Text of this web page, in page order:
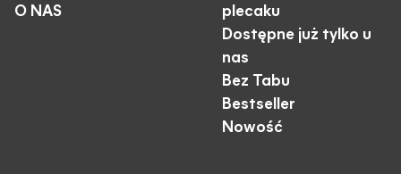
O NAS
plecaku
Dostępne już tylko u
nas
Bez Tabu
Bestseller
Nowość